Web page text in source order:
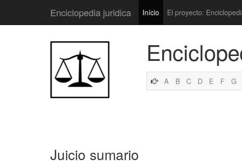
Enciclopedia juridica Início El proyecto:
A B C D E F G
Juicio sumario